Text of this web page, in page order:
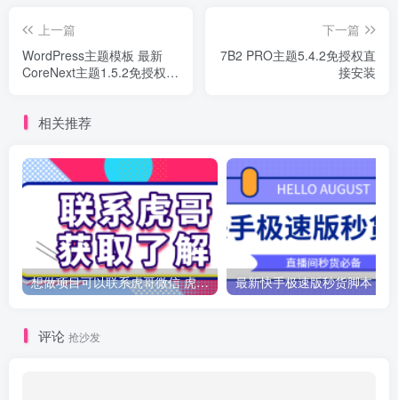
上一篇
WordPress主题模板 最新
CoreNext主题1.5.2免授权 |
下一篇
7B2 PRO主题5.4.2免授权直
接安装
相关推荐
想做项目可以联系虎哥微信 虎哥一对一解答并且远程视频教学
评论 抢沙发